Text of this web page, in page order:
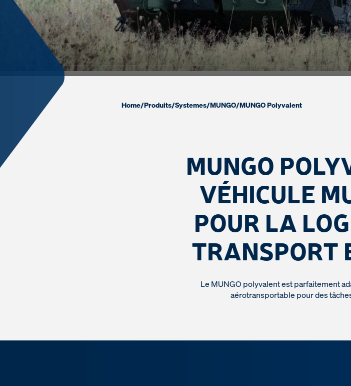
Home/Produits/Systemes/MUNGO/MUNGO Polyvalent
MUNGO
VÉHICULE
POUR LA
TRANSPORT
Le MUNGO polyvalent est parfaitement
aérotransportable pour des